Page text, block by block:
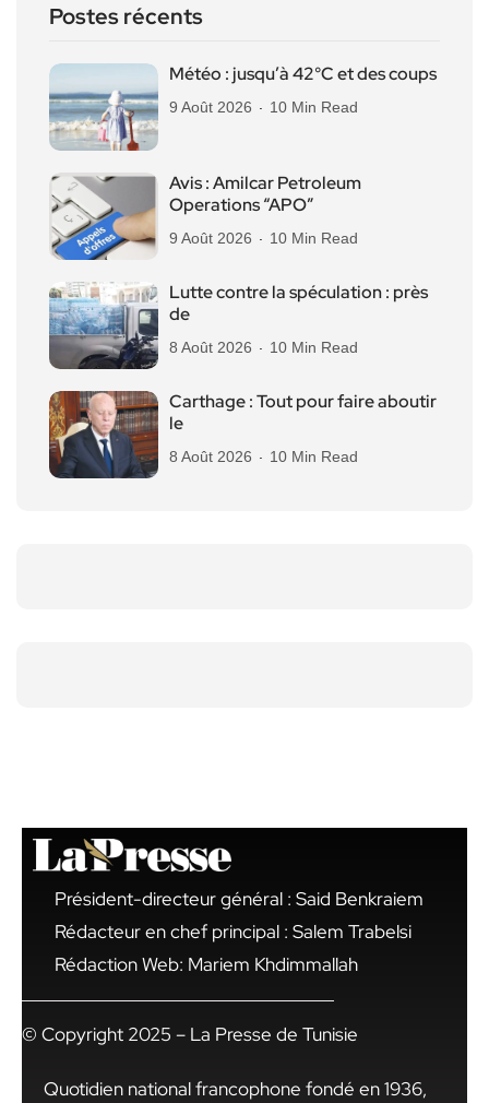
Postes récents
Météo : jusqu’à 42°C et des coups
9 Août 2026 10 Min Read
Avis : Amilcar Petroleum
Operations “APO”
9 Août 2026 10 Min Read
Lutte contre la spéculation : près
de
8 Août 2026 10 Min Read
Carthage : Tout pour faire aboutir
le
8 Août 2026 10 Min Read
Président-directeur général : Said Benkraiem
Rédacteur en chef principal : Salem Trabelsi
Rédaction Web: Mariem Khdimmallah
© Copyright 2025 – La Presse de Tunisie
Quotidien national francophone fondé en 1936,